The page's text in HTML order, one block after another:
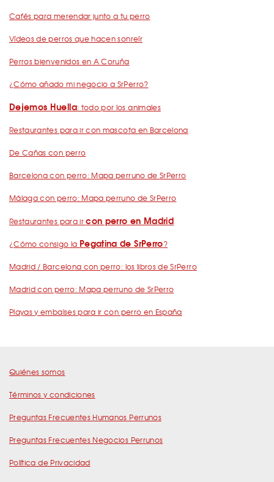
Cafés para merendar junto a tu perro
Vídeos de perros que hacen sonreír
Perros bienvenidos en A Coruña
¿Cómo añado mi negocio a SrPerro?
Dejemos Huella: todo por los animales
Restaurantes para ir con mascota en Barcelona
De Cañas con perro
Barcelona con perro: Mapa perruno de SrPerro
Málaga con perro: Mapa perruno de SrPerro
Restaurantes para ircon perro en Madrid
¿Cómo consigo la Pegatina de SrPerro?
Madrid / Barcelona con perro: los libros de SrPerro
Madrid con perro: Mapa perruno de SrPerro
Playas y embalses para ir con perro en España
Quiénes somos
Términos y condiciones
Preguntas Frecuentes Humanos Perrunos
Preguntas Frecuentes Negocios Perrunos
Política de Privacidad